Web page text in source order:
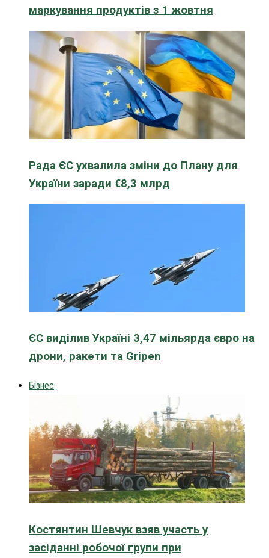
маркування продуктів з 1 жовтня
Рада ЄС ухвалила зміни до Плану для
України заради €8,3 млрд
ЄС виділив Україні 3,47 мільярда євро на
дрони, ракети та Gripen
Бізнес
Костянтин Шевчук взяв участь у
засіданні робочої групи при